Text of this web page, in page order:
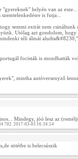
"gyereknek" helyén van az esze...
is futja...
semmi extrát nem csináltunk
Utólag azt gondolom, hogy
téli álmát aludta&#8230;"
focisták is mondhatták
mintha autóversenyző
Mindegy, jóó lesz az
702. 2017-03-03 16:34:54
sötétbe is belecsúszik